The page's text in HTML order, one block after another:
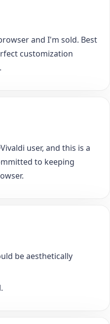
and I'm sold. Best
customization
user, and this is a
to keeping
be aesthetically